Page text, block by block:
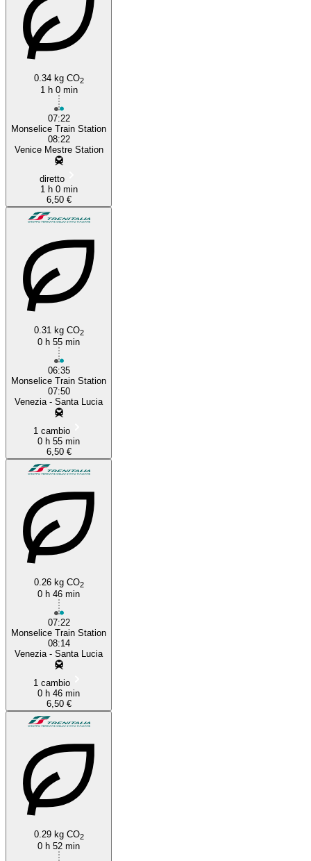
0.34 kg CO2
1 h 0 min
07:22
Monselice Train Station
08:22
Venice Mestre Station
diretto
1 h 0 min
6,50 €
0.31 kg CO2
0 h 55 min
06:35
Monselice Train Station
07:50
Venezia - Santa Lucia
1 cambio
0 h 55 min
6,50 €
0.26 kg CO2
0 h 46 min
07:22
Monselice Train Station
08:14
Venezia - Santa Lucia
1 cambio
0 h 46 min
6,50 €
0.29 kg CO2
0 h 52 min